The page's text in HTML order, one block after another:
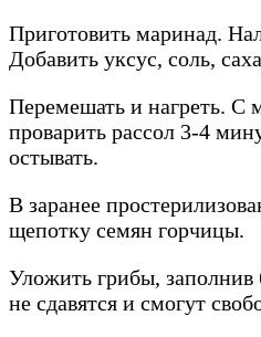
Приготовить маринад.
Добавить уксус, соль,
Перемешать и нагреть. С
проварить рассол 3-4
остывать.
В заранее
щепотку семян горчицы.
Уложить грибы, заполнив
не сдавятся и смогут